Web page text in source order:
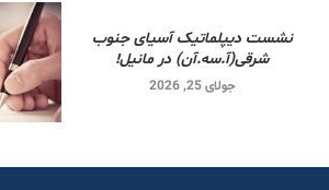
نشست دیپلماتیک آسیای جنوب
شرقی‌(آ.سه.آن) در مانیل!
جولای 25, 2026